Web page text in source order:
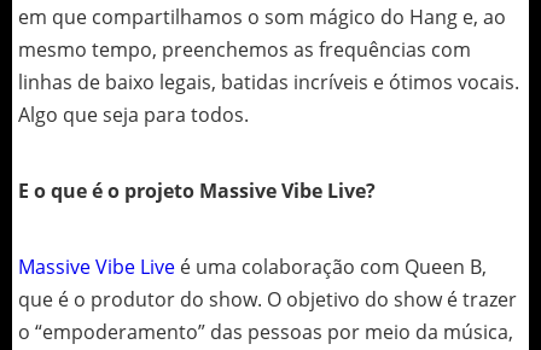
em que compartilhamos o som mágico do Hang e, ao
mesmo tempo, preenchemos as frequências com
linhas de baixo legais, batidas incríveis e ótimos vocais.
Algo que seja para todos.
E o que é o projeto Massive Vibe Live?
Massive Vibe Live é uma colaboração com Queen B,
que é o produtor do show. O objetivo do show é trazer
o “empoderamento” das pessoas por meio da música,